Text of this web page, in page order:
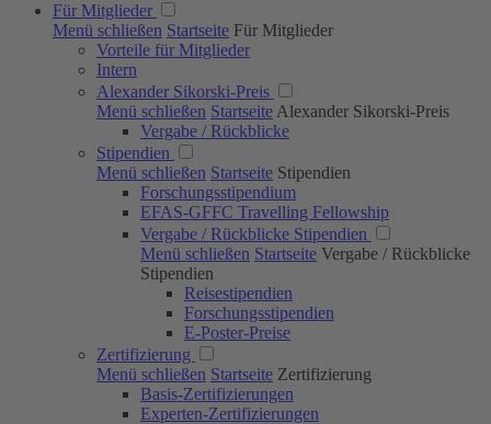
Für Mitglieder
Menü schließen Startseite Für Mitglieder
Vorteile für Mitglieder
Intern
Alexander Sikorski-Preis
Menü schließen Startseite Alexander Sikorski-Preis
Vergabe / Rückblicke
Stipendien
Menü schließen Startseite Stipendien
Forschungs­stipendium
EFAS-GFFC Travelling Fellowship
Vergabe / Rückblicke Stipendien
Menü schließen Startseite Vergabe / Rückblicke
Stipendien
Reisestipendien
Forschungsstipendien
E-Poster-Preise
Zertifizierung
Menü schließen Startseite Zertifizierung
Basis-Zertifizierungen
Experten-Zertifizierungen